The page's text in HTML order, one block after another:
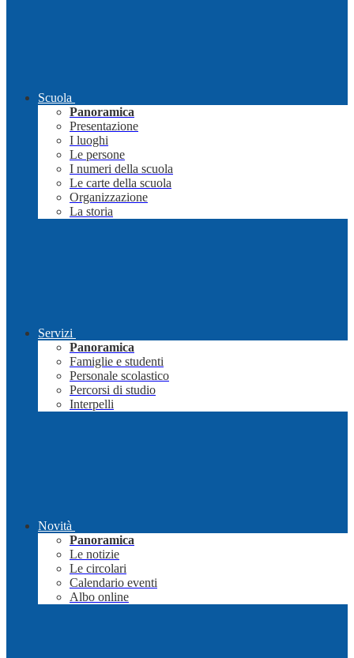
Scuola
Panoramica
Presentazione
I luoghi
Le persone
I numeri della scuola
Le carte della scuola
Organizzazione
La storia
Servizi
Panoramica
Famiglie e studenti
Personale scolastico
Percorsi di studio
Interpelli
Novità
Panoramica
Le notizie
Le circolari
Calendario eventi
Albo online